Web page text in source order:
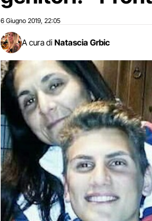
6 Giugno 2019 22:05
A cura di Natascia Grbic